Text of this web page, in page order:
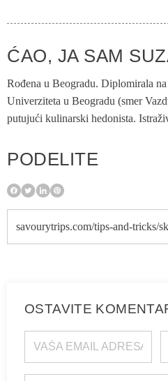
ĆAO, JA SAM
Rođena u Beogradu. Diplomirala
Univerziteta u Beogradu (smer
putujući kulinarski hedonista.
PODELITE
OSTAVITE